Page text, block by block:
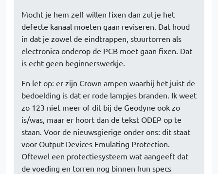
Mocht je hem zelf willen fixen dan zul je het
defecte kanaal moeten gaan reviseren. Dat houd
in dat je zowel de eindtrappen, stuurtorren als
electronica onderop de PCB moet gaan fixen. Dat
is echt geen beginnerswerkje.
En let op: er zijn Crown ampen waarbij het juist de
bedoelding is dat er rode lampjes branden. Ik weet
zo 123 niet meer of dit bij de Geodyne ook zo
is/was, maar er hoort dan de tekst ODEP op te
staan. Voor de nieuwsgierige onder ons: dit staat
voor Output Devices Emulating Protection.
Oftewel een protectiesysteem wat aangeeft dat
de voeding en torren nog binnen hun specs